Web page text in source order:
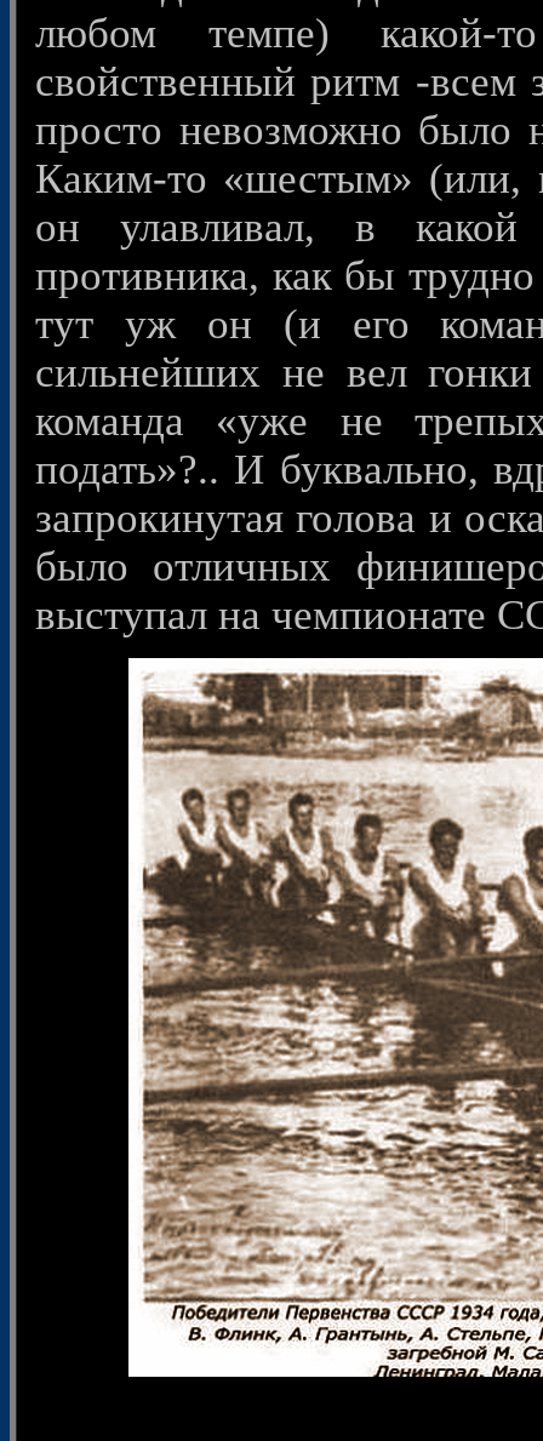
любом темпе)
свойственный ритм -всем
просто невозможно было
Каким-то «шестым» (или,
он улавливал, в
противника, как бы
тут уж он (и его
сильнейших не вел гонки
команда «уже не
подать»?.. И буквально,
запрокинутая голова и
было отличных
выступал на чемпионате